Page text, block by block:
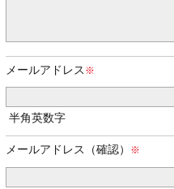
メールアドレス
半角英数字
メールアドレス（確認）